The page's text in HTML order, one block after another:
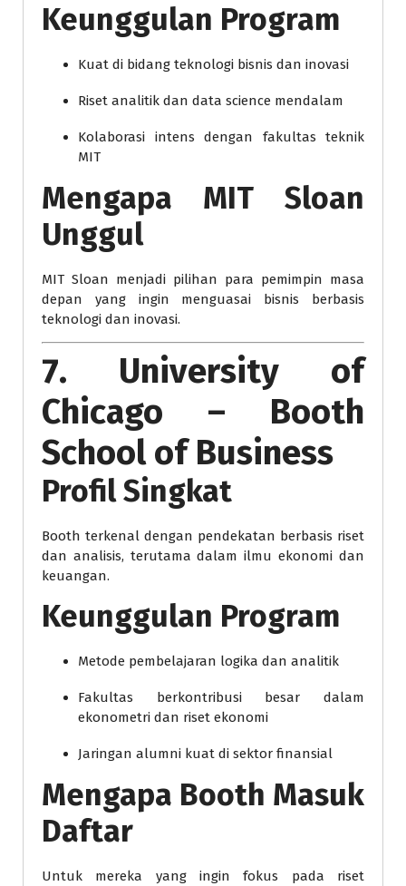
Keunggulan Program
Kuat di bidang teknologi bisnis dan inovasi
Riset analitik dan data science mendalam
Kolaborasi intens dengan fakultas teknik
MIT
Mengapa MIT Sloan
Unggul
MIT Sloan menjadi pilihan para pemimpin masa
depan yang ingin menguasai bisnis berbasis
teknologi dan inovasi.
7. University of
Chicago – Booth
School of Business
Profil Singkat
Booth terkenal dengan pendekatan berbasis riset
dan analisis, terutama dalam ilmu ekonomi dan
keuangan.
Keunggulan Program
Metode pembelajaran logika dan analitik
Fakultas berkontribusi besar dalam
ekonometri dan riset ekonomi
Jaringan alumni kuat di sektor finansial
Mengapa Booth Masuk
Daftar
Untuk mereka yang ingin fokus pada riset